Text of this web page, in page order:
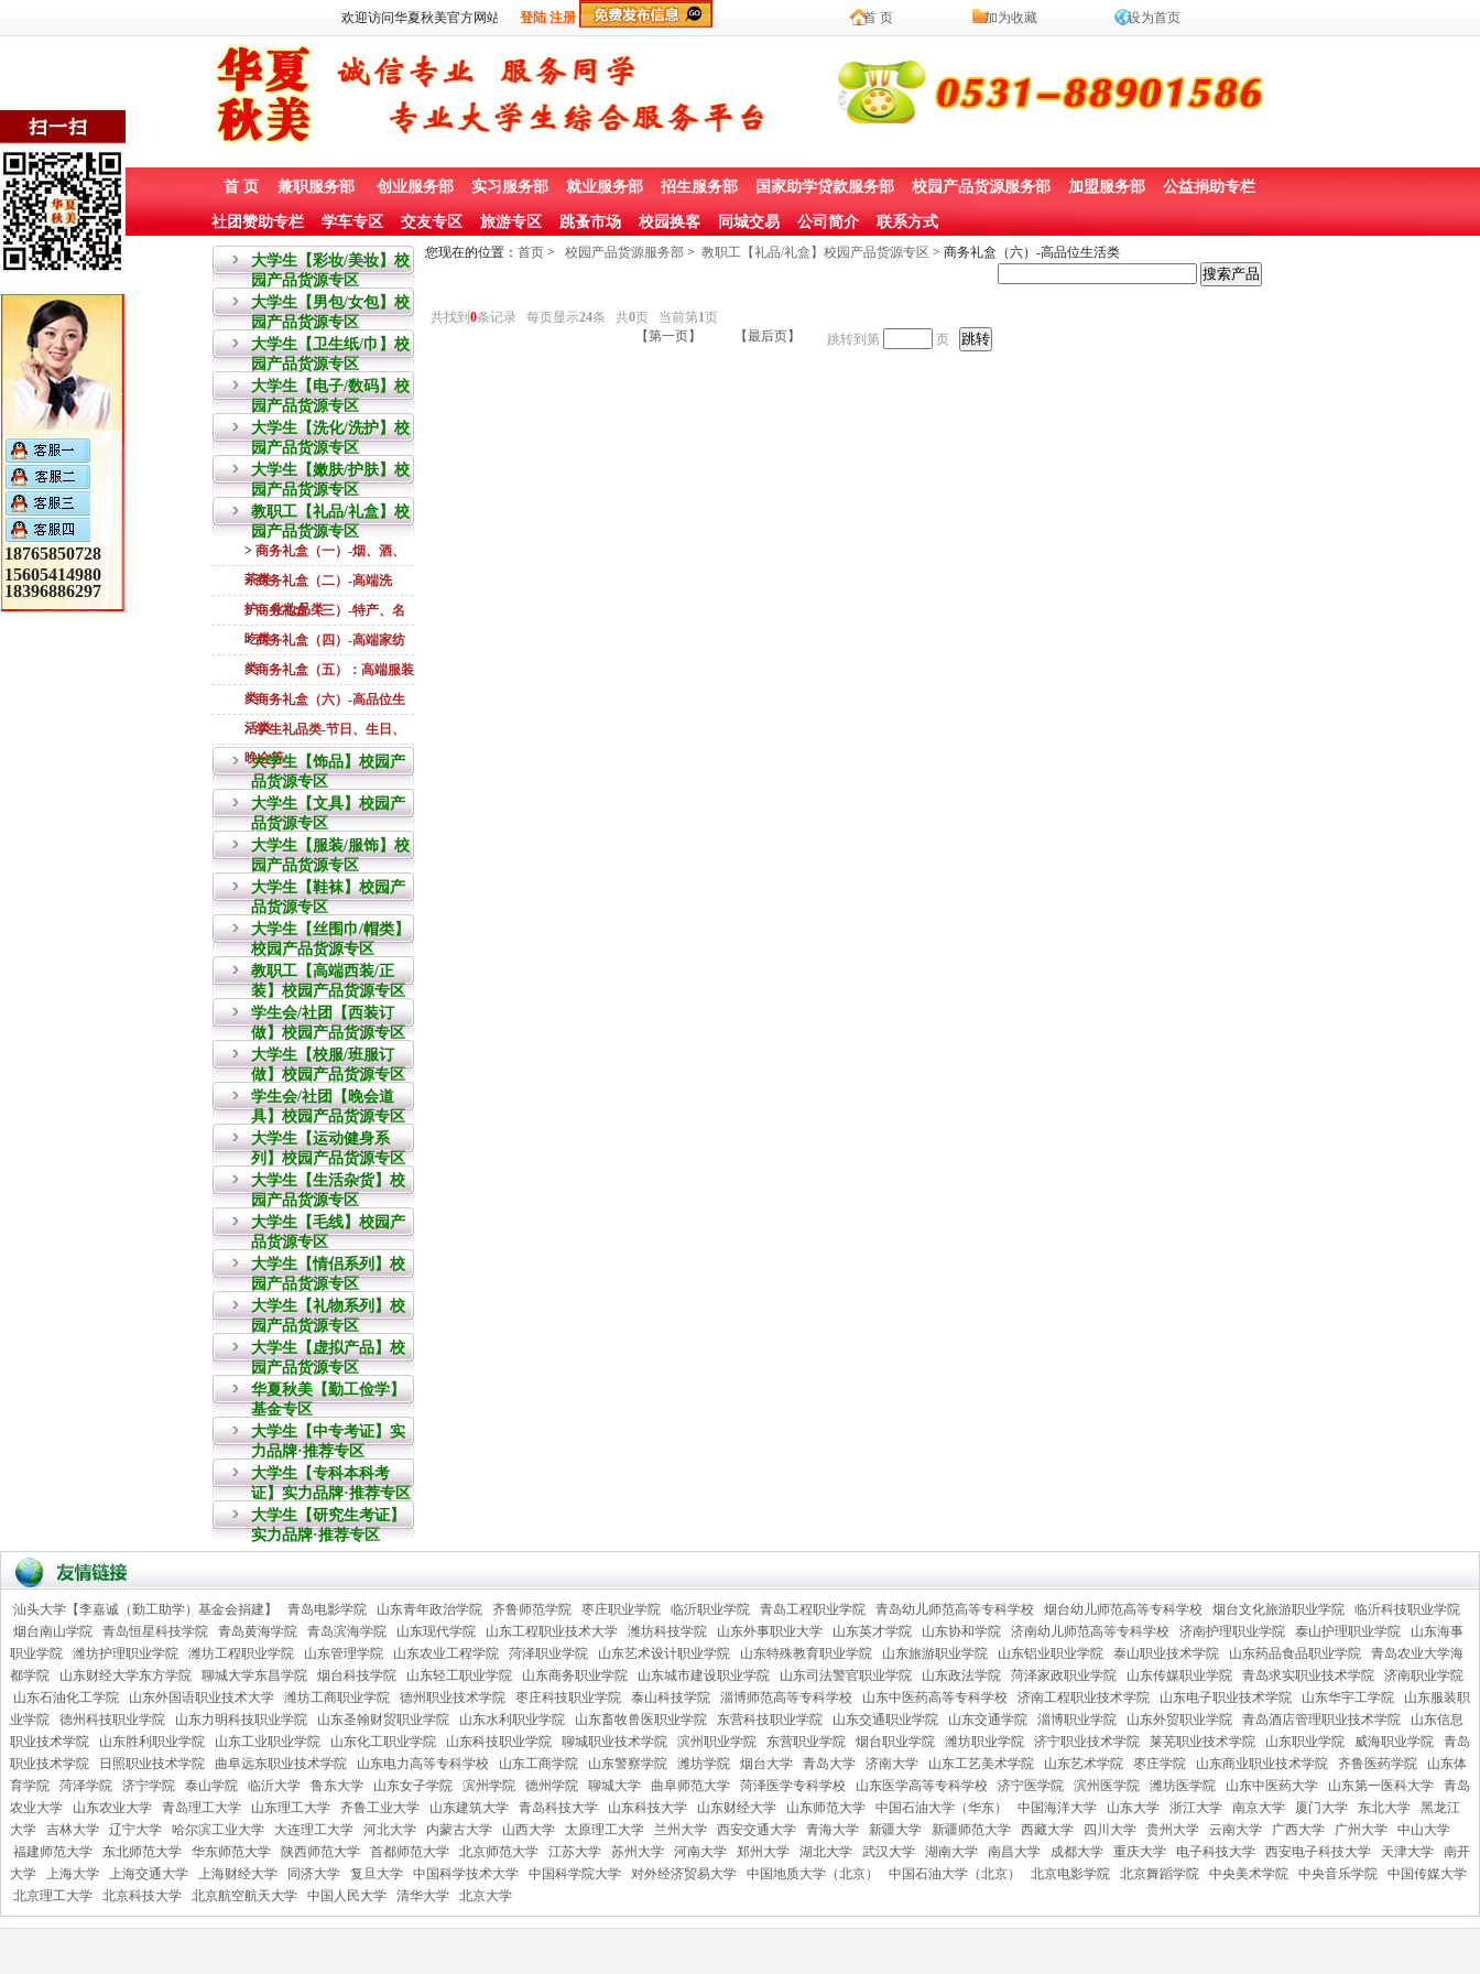
欢迎访问华夏秋美官方网站 登陆 注册 首 页 加为收藏 设为首页
首 页 兼职服务部 创业服务部 实习服务部 就业服务部 招生服务部 国家助学贷款服务部 校园产品货源服务部 加盟服务部 公益捐助专栏
社团赞助专栏 学车专区 交友专区 旅游专区 跳蚤市场 校园换客 同城交易 公司简介 联系方式
大学生【彩妆/美妆】校
园产品货源专区
大学生【男包/女包】校
园产品货源专区
大学生【卫生纸/巾】校
园产品货源专区
大学生【电子/数码】校
园产品货源专区
大学生【洗化/洗护】校
园产品货源专区
大学生【嫩肤/护肤】校
园产品货源专区
教职工【礼品/礼盒】校
园产品货源专区
> 商务礼盒（一）-烟、酒、
茶类
>商务礼盒（二）-高端洗
护、化妆品类
>商务礼盒（三）-特产、名
吃类
>商务礼盒（四）-高端家纺
类
>商务礼盒（五）：高端服装
类
>商务礼盒（六）-高品位生
活类
>学生礼品类-节日、生日、
晚会等
大学生【饰品】校园产
品货源专区
大学生【文具】校园产
品货源专区
大学生【服装/服饰】校
园产品货源专区
大学生【鞋袜】校园产
品货源专区
大学生【丝围巾/帽类】
校园产品货源专区
教职工【高端西装/正
装】校园产品货源专区
学生会/社团【西装订
做】校园产品货源专区
大学生【校服/班服订
做】校园产品货源专区
学生会/社团【晚会道
具】校园产品货源专区
大学生【运动健身系
列】校园产品货源专区
大学生【生活杂货】校
园产品货源专区
大学生【毛线】校园产
品货源专区
大学生【情侣系列】校
园产品货源专区
大学生【礼物系列】校
园产品货源专区
大学生【虚拟产品】校
园产品货源专区
华夏秋美【勤工俭学】
基金专区
大学生【中专考证】实
力品牌·推荐专区
大学生【专科本科考
证】实力品牌·推荐专区
大学生【研究生考证】
实力品牌·推荐专区
您现在的位置： 首页 > 校园产品货源服务部 > 教职工【礼品/礼盒】校园产品货源专区 > 商务礼盒（六）-高品位生活类
共找到 0条记录 每页显示24条 共0页 当前第1页
【第一页】
【最后页】 跳转到第 页
汕头大学【李嘉诚（勤工助学）基金会捐建】 青岛电影学院 山东青年政治学院 齐鲁师范学院 枣庄职业学院 临沂职业学院 青岛工程职业学院 青岛幼儿师范高等专科学校 烟台幼儿师范高等专科学校 烟台文化旅游职业学院
临沂科技职业学院
烟台南山学院
青岛恒星科技学院 青岛黄海学院 青岛滨海学院 山东现代学院 山东工程职业技术大学 潍坊科技学院 山东外事职业大学 山东英才学院 山东协和学院 济南幼儿师范高等专科学校 济南护理职业学院 泰山护理职业学院
山东海事
职业学院
潍坊护理职业学院 潍坊工程职业学院 山东管理学院 山东农业工程学院 菏泽职业学院 山东艺术设计职业学院 山东特殊教育职业学院 山东旅游职业学院 山东铝业职业学院 泰山职业技术学院 山东药品食品职业学院
青岛农业大学海
都学院
山东财经大学东方学院 聊城大学东昌学院 烟台科技学院 山东轻工职业学院 山东商务职业学院 山东城市建设职业学院 山东司法警官职业学院 山东政法学院 菏泽家政职业学院 山东传媒职业学院 青岛求实职业技术学院
济南职业学院
山东石油化工学院
山东外国语职业技术大学 潍坊工商职业学院 德州职业技术学院 枣庄科技职业学院 泰山科技学院 淄博师范高等专科学校 山东中医药高等专科学校 济南工程职业技术学院 山东电子职业技术学院 山东华宇工学院
山东服装职
业学院
德州科技职业学院 山东力明科技职业学院 山东圣翰财贸职业学院 山东水利职业学院 山东畜牧兽医职业学院 东营科技职业学院 山东交通职业学院 山东交通学院 淄博职业学院 山东外贸职业学院 青岛酒店管理职业技术学院
山东信息
职业技术学院
山东胜利职业学院 山东工业职业学院 山东化工职业学院 山东科技职业学院 聊城职业技术学院 滨州职业学院 东营职业学院 烟台职业学院 潍坊职业学院 济宁职业技术学院 莱芜职业技术学院 山东职业学院 威海职业学院
青岛
职业技术学院
日照职业技术学院 曲阜远东职业技术学院 山东电力高等专科学校 山东工商学院 山东警察学院 潍坊学院 烟台大学 青岛大学 济南大学 山东工艺美术学院 山东艺术学院 枣庄学院 山东商业职业技术学院 齐鲁医药学院
山东体
育学院
菏泽学院 济宁学院 泰山学院 临沂大学 鲁东大学 山东女子学院 滨州学院 德州学院 聊城大学 曲阜师范大学 菏泽医学专科学校 山东医学高等专科学校 济宁医学院 滨州医学院 潍坊医学院 山东中医药大学 山东第一医科大学
青岛
农业大学
山东农业大学 青岛理工大学 山东理工大学 齐鲁工业大学 山东建筑大学 青岛科技大学 山东科技大学 山东财经大学 山东师范大学 中国石油大学（华东） 中国海洋大学 山东大学 浙江大学 南京大学 厦门大学 东北大学
黑龙江
大学
吉林大学 辽宁大学 哈尔滨工业大学 大连理工大学 河北大学 内蒙古大学 山西大学 太原理工大学 兰州大学 西安交通大学 青海大学 新疆大学 新疆师范大学 西藏大学 四川大学 贵州大学 云南大学 广西大学 广州大学
中山大学
福建师范大学
东北师范大学 华东师范大学 陕西师范大学 首都师范大学 北京师范大学 江苏大学 苏州大学 河南大学 郑州大学 湖北大学 武汉大学 湖南大学 南昌大学 成都大学 重庆大学 电子科技大学 西安电子科技大学 天津大学
南开
大学
上海大学 上海交通大学 上海财经大学 同济大学 复旦大学 中国科学技术大学 中国科学院大学 对外经济贸易大学 中国地质大学（北京） 中国石油大学（北京） 北京电影学院 北京舞蹈学院 中央美术学院 中央音乐学院
中国传媒大学
北京理工大学
北京科技大学 北京航空航天大学 中国人民大学 清华大学 北京大学
18765850728
15605414980
18396886297